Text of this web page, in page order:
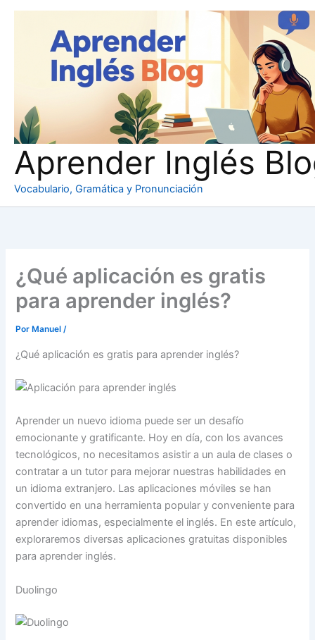
Aprender Inglés
Vocabulario, Gramática y Pronunciación
¿Qué aplicación es gratis
para aprender inglés?
Por Manuel/
¿Qué aplicación es gratis para aprender inglés?
Aprender un nuevo idioma puede ser un desafío
emocionante y gratificante. Hoy en día, con los avances
tecnológicos, no necesitamos asistir a un aula de clases o
contratar a un tutor para mejorar nuestras habilidades en
un idioma extranjero. Las aplicaciones móviles se han
convertido en una herramienta popular y conveniente para
aprender idiomas, especialmente el inglés. En este artículo,
exploraremos diversas aplicaciones gratuitas disponibles
para aprender inglés.
Duolingo